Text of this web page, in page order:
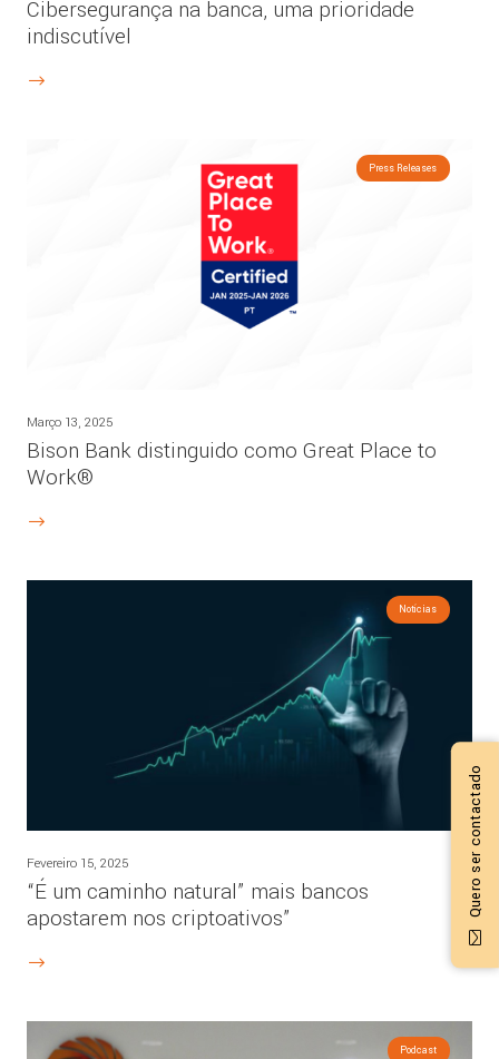
Cibersegurança na banca, uma prioridade
indiscutível
Press Releases
Março 13, 2025
Bison Bank distinguido como Great Place to
Work®
Notícias
Fevereiro 15, 2025
“É um caminho natural” mais bancos
apostarem nos criptoativos”
Podcast
Quero ser contactado